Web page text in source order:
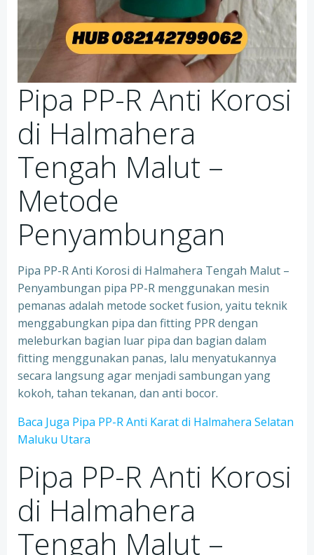
Pipa PP-R Anti Korosi
di Halmahera
Tengah Malut –
Metode
Penyambungan
Pipa PP-R Anti Korosi di Halmahera Tengah Malut –
Penyambungan pipa PP-R menggunakan mesin
pemanas adalah metode socket fusion, yaitu teknik
menggabungkan pipa dan fitting PPR dengan
meleburkan bagian luar pipa dan bagian dalam
fitting menggunakan panas, lalu menyatukannya
secara langsung agar menjadi sambungan yang
kokoh, tahan tekanan, dan anti bocor.
Baca Juga Pipa PP-R Anti Karat di Halmahera Selatan
Maluku Utara
Pipa PP-R Anti Korosi
di Halmahera
Tengah Malut –